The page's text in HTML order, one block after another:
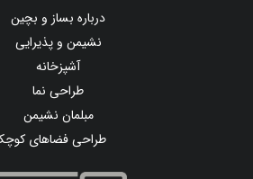
درباره بساز و بچین
نشیمن و پذیرایی
آشپزخانه
طراحی نما
مبلمان نشیمن
طراحی فضاهای کوچک